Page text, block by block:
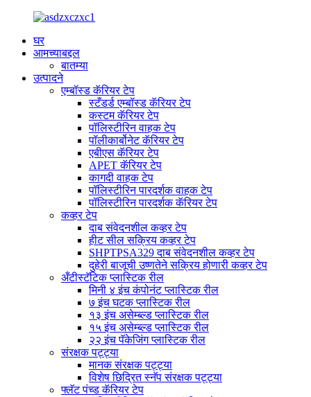
घर
आमच्याबद्दल
बातम्या
उत्पादने
एम्बॉस्ड कॅरियर टेप
स्टँडर्ड एम्बॉस्ड कॅरियर टेप
कस्टम कॅरियर टेप
पॉलिस्टीरिन वाहक टेप
पॉलीकार्बोनेट कॅरियर टेप
एबीएस कॅरियर टेप
APET कॅरियर टेप
कागदी वाहक टेप
पॉलिस्टीरिन पारदर्शक वाहक टेप
पॉलिस्टीरिन पारदर्शक कॅरियर टेप
कव्हर टेप
दाब संवेदनशील कव्हर टेप
हीट सील सक्रिय कव्हर टेप
SHPTPSA329 दाब संवेदनशील कव्हर टेप
दुहेरी बाजूची उष्णतेने सक्रिय होणारी कव्हर टेप
अँटीस्टॅटिक प्लास्टिक रील
मिनी ४ इंच कंपोनंट प्लास्टिक रील
७ इंच घटक प्लास्टिक रील
१३ इंच असेम्ब्ल्ड प्लास्टिक रील
१५ इंच असेम्ब्ल्ड प्लास्टिक रील
२२ इंच पॅकेजिंग प्लास्टिक रील
संरक्षक पट्ट्या
मानक संरक्षक पट्ट्या
विशेष छिद्रित स्नॅप संरक्षक पट्ट्या
फ्लॅट पंच्ड कॅरियर टेप